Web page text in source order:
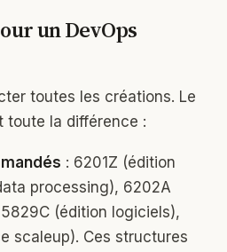
un DevOps
toutes les créations. Le
toute la différence :
: 6201Z (édition
processing), 6202A
(édition logiciels),
scaleup). Ces structures